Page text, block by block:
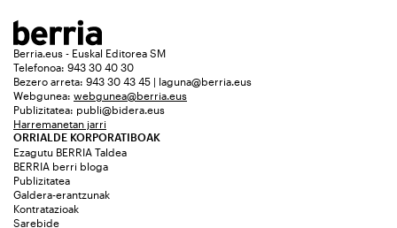
Berria.eus - Euskal Editorea SM
Telefonoa: 943 30 40 30
Bezero arreta: 943 30 43 45 | laguna@berria.eus
Webgunea: webgunea@berria.eus
Publizitatea: publi@bidera.eus
Harremanetan jarri
ORRIALDE KORPORATIBOAK
Ezagutu BERRIA Taldea
BERRIA berri bloga
Publizitatea
Galdera-erantzunak
Kontratazioak
Sarebide